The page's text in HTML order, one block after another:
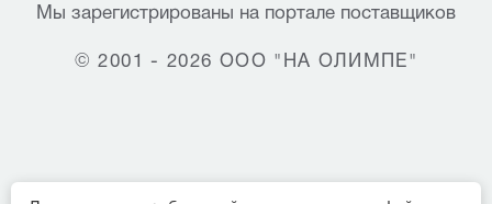
Мы зарегистрированы на портале поставщиков
© 2001 - 2026 ООО "НА ОЛИМПЕ"